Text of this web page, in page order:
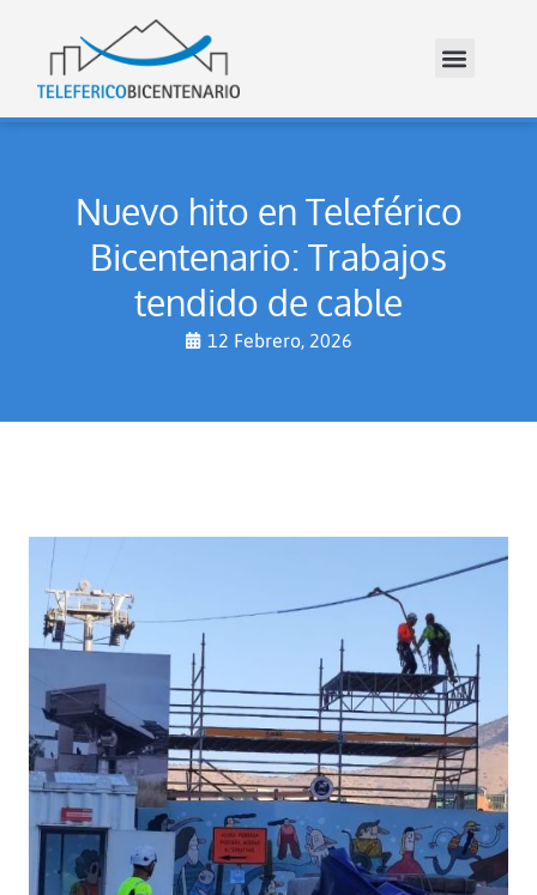
Nuevo hito en Teleférico
Bicentenario: Trabajos
tendido de cable
12 Febrero, 2026